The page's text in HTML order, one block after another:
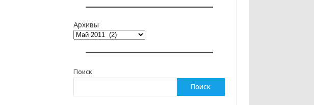
Архивы
Поиск
Поиск